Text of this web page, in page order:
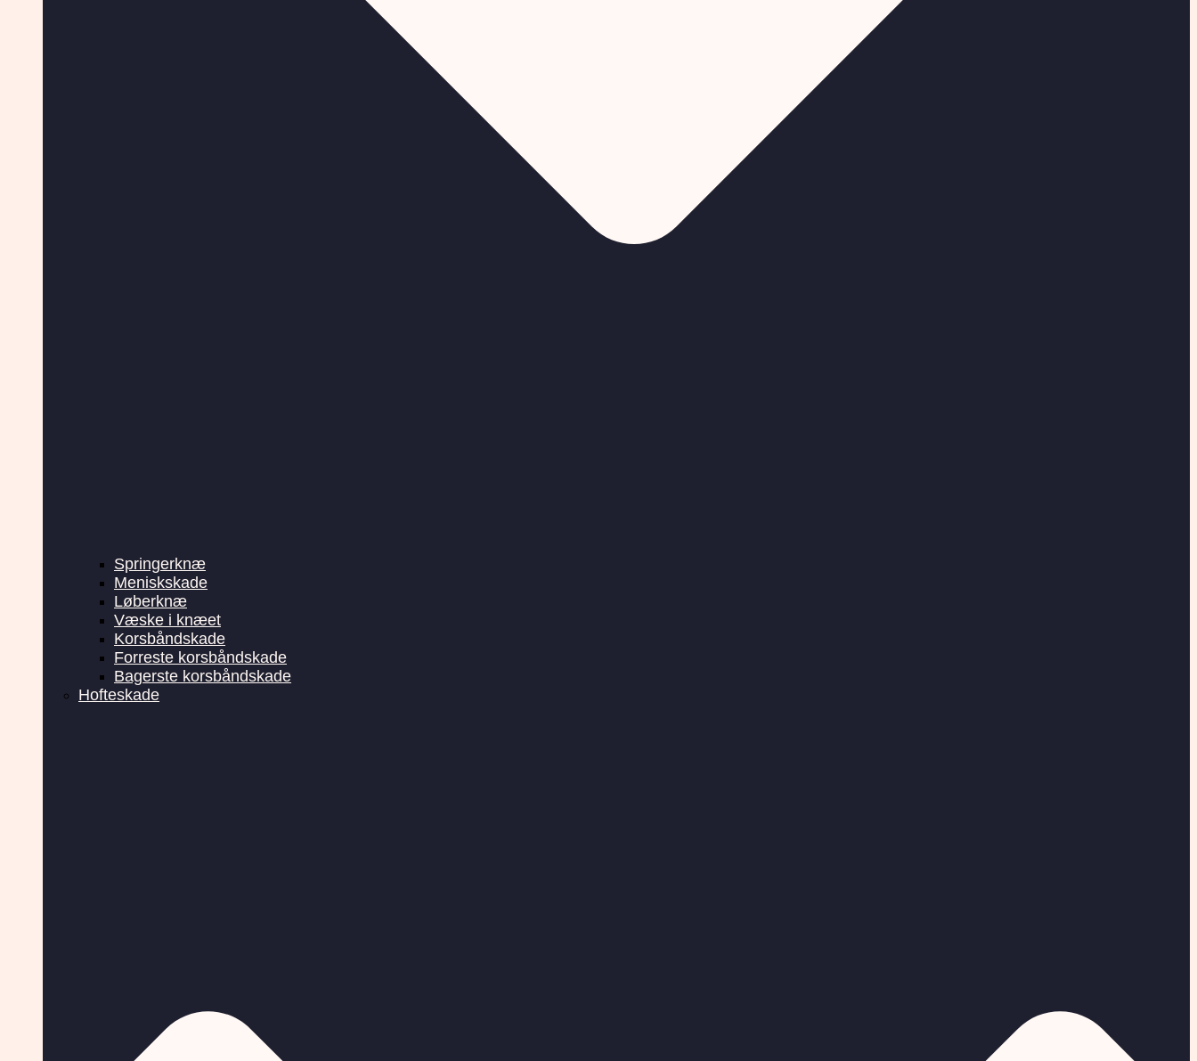
Springerknæ
Meniskskade
Løberknæ
Væske i knæet
Korsbåndskade
Forreste korsbåndskade
Bagerste korsbåndskade
Hofteskade